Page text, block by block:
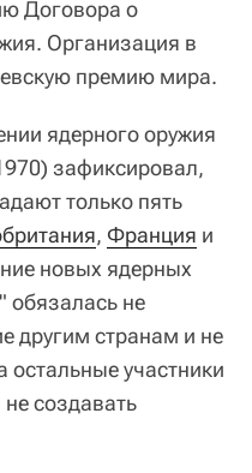
Договора о
Организация в
премию мира.
ядерного оружия
зафиксировал,
только пять
, Франция и
новых ядерных
обязалась не
другим странам и не
остальные участники
создавать